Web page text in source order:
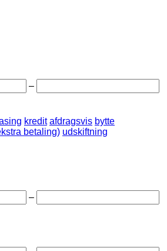
–
kredit afdragsvis bytte
betaling) udskiftning
–